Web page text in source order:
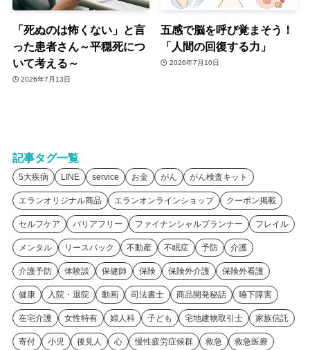
「死ぬのは怖くない」と言
った患者さん～平穏死につ
いて考える～
2026年7月13日
五感で脳を呼び覚まそう！
「人間の回復する力」
2026年7月10日
記事タグ一覧
5大疾病 LINE service お金 がん がん検査キット
エランオリジナル商品 エランオンラインショップ クーポン掲載
セルフケア バリアフリー ファイナンシャルプランナー フレイル
メンタル リースバック 不動産 不眠症 予防 介護
介護予防 体験談 保健師 保険 保険外介護 保険外看護
健康 入院・退院 動画 司法書士 商品開発秘話 嚥下障害
在宅介護 女性特有 婦人科 子ども 宅地建物取引士 家族信託
寄付 小児 後見人 心 慢性疲労症候群 救急 救急医療